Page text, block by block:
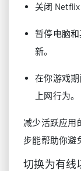
关闭 Netflix
暂停电脑
新。
在你游戏
上网行为。
减少活跃应用
步能帮助你避
切换为有线